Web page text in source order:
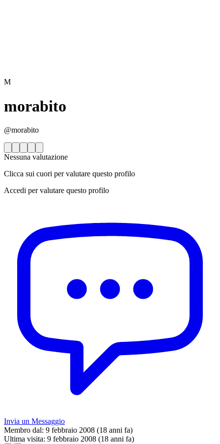
M
morabito
@morabito
Nessuna valutazione
Clicca sui cuori per valutare questo profilo
Accedi per valutare questo profilo
Invia un Messaggio
Membro dal: 9 febbraio 2008 (18 anni fa)
Ultima visita: 9 febbraio 2008 (18 anni fa)